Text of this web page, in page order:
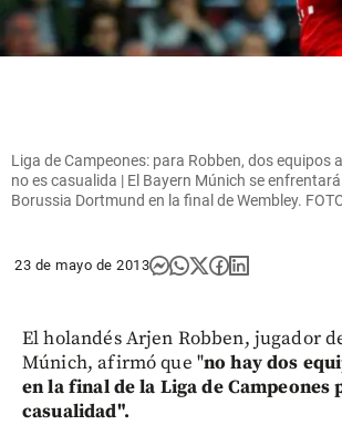
Liga de Campeones: para Robben, dos equipos
no es casualida | El Bayern Múnich se
Borussia Dortmund en la final de Wembley.
23 de mayo de 2013
El holandés Arjen Robben, jugador
Múnich, afirmó que "no hay dos
en la final de la Liga de Campeones
casualidad".